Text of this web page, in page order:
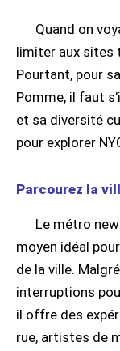
Quand on
limiter aux sites
Pourtant, pour
Pomme, il faut
et sa diversité
pour explorer
Parcourez la
Le métro
moyen idéal
de la ville.
interruptions
il offre des
rue, artistes de